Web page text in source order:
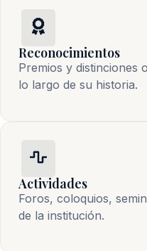
Reconocimientos
Premios y distinciones
lo largo de su historia.
Actividades
Foros, coloquios,
de la institución.